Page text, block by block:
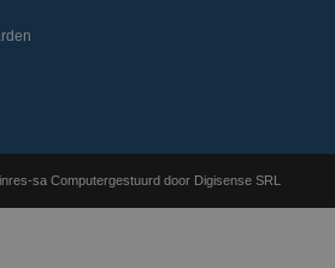
sa Computergestuurd door Digisense SRL